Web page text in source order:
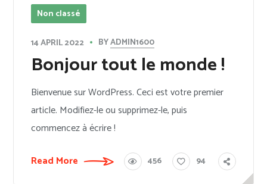
Non classé
14 APRIL 2022 BYADMIN1600
Bonjour tout le monde !
Bienvenue sur WordPress. Ceci est votre premier
article. Modifiez-le ou supprimez-le, puis
commencez à écrire !
Read More 456 94